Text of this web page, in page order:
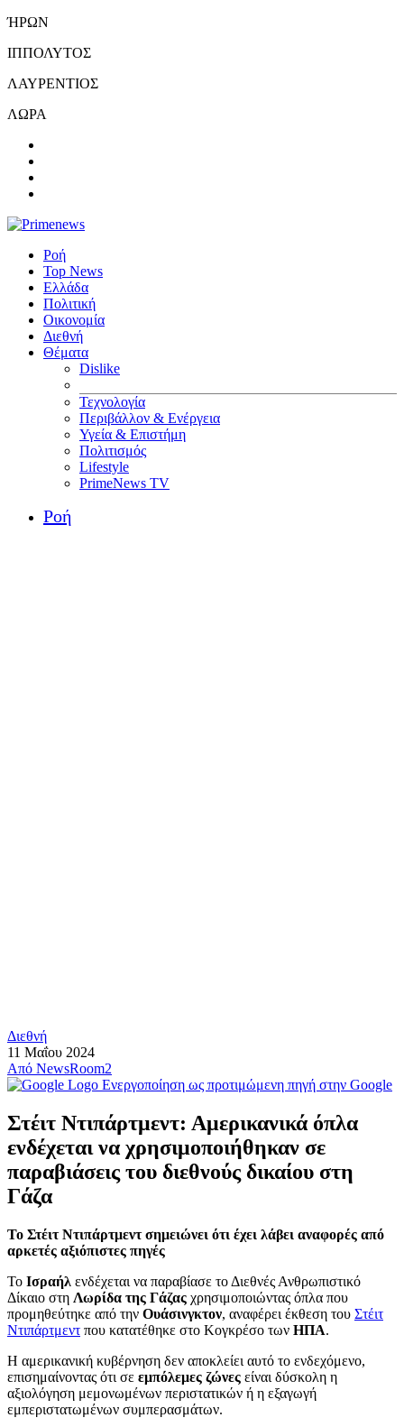
ΉΡΩΝ
ΙΠΠΟΛΥΤΟΣ
ΛΑΥΡΕΝΤΙΟΣ
ΛΩΡΑ
Ροή
Top News
Ελλάδα
Πολιτική
Οικονομία
Διεθνή
Θέματα
Dislike
Τεχνολογία
Περιβάλλον & Ενέργεια
Υγεία & Επιστήμη
Πολιτισμός
Lifestyle
PrimeNews TV
Ροή
Διεθνή
11 Μαΐου 2024
Από NewsRoom2
Ενεργοποίηση ως προτιμώμενη πηγή στην Google
Στέιτ Ντιπάρτμεντ: Αμερικανικά όπλα
ενδέχεται να χρησιμοποιήθηκαν σε
παραβιάσεις του διεθνούς δικαίου στη
Γάζα
Το Στέιτ Ντιπάρτμεντ σημειώνει ότι έχει λάβει αναφορές από
αρκετές αξιόπιστες πηγές
Το Ισραήλ ενδέχεται να παραβίασε το Διεθνές Ανθρωπιστικό
Δίκαιο στη Λωρίδα της Γάζας χρησιμοποιώντας όπλα που
προμηθεύτηκε από την Ουάσινγκτον, αναφέρει έκθεση του Στέιτ
Ντιπάρτμεντ που κατατέθηκε στο Κογκρέσο των ΗΠΑ.
Η αμερικανική κυβέρνηση δεν αποκλείει αυτό το ενδεχόμενο,
επισημαίνοντας ότι σε εμπόλεμες ζώνες είναι δύσκολη η
αξιολόγηση μεμονωμένων περιστατικών ή η εξαγωγή
εμπεριστατωμένων συμπερασμάτων.